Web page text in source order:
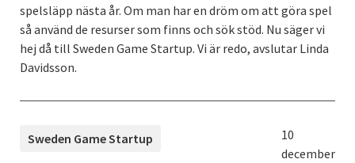
spelsläpp nästa år. Om man har en dröm om att göra spel
så använd de resurser som finns och sök stöd. Nu säger vi
hej då till Sweden Game Startup. Vi är redo, avslutar Linda
Davidsson.
TAGGAR
Sweden Game Startup Publicerad:
10
december